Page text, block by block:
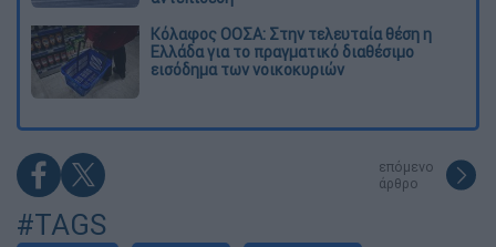
Κόλαφος ΟΟΣΑ: Στην τελευταία θέση η
Ελλάδα για το πραγματικό διαθέσιμο
εισόδημα των νοικοκυριών
επόμενο
άρθρο
#TAGS